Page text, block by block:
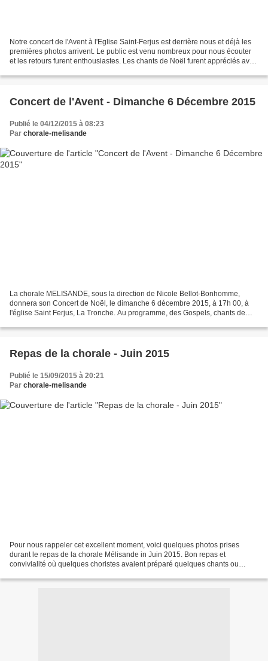
Notre concert de l'Avent à l'Eglise Saint-Ferjus est derrière nous et déjà les
premières photos arrivent. Le public est venu nombreux pour nous écouter
et les retours furent enthousiastes. Les chants de Noël furent appréciés avec
Concert de l'Avent - Dimanche 6 Décembre 2015
Publié le 04/12/2015 à 08:23
Par chorale-melisande
La chorale MELISANDE, sous la direction de Nicole Bellot-Bonhomme,
donnera son Concert de Noël, le dimanche 6 décembre 2015, à 17h 00, à
l'église Saint Ferjus, La Tronche. Au programme, des Gospels, chants de
Repas de la chorale - Juin 2015
Publié le 15/09/2015 à 20:21
Par chorale-melisande
Pour nous rappeler cet excellent moment, voici quelques photos prises
durant le repas de la chorale Mélisande in Juin 2015. Bon repas et
convivialité où quelques choristes avaient préparé quelques chants ou